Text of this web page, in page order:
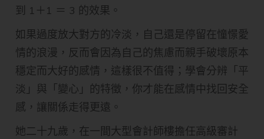
到 1＋1 ＝ 3 的效果。
如果過度放大對方的冷淡，自己還是停留在憧憬愛
情的浪漫，反而會因為自己的焦慮而親手破壞原本
穩定而大好的感情，這樣很不值得；學會分辨「平
淡」與「變心」的特徵，你才能在感情中找回安全
感，讓關係走得更遠。
她二十九歲，在一間大型會計師樓擔任高級審計